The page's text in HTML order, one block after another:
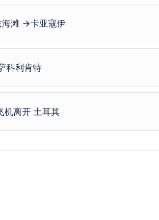
滩 →卡亚寇伊
科利肯特
离开 土耳其